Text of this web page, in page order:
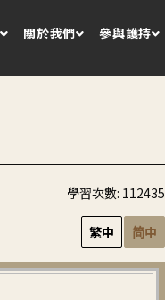
關於我們 參與護持
學習次數: 112435
繁中 简中